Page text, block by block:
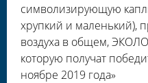
символизирующую
хрупкий и маленький),
воздуха в общем,
которую получат
ноябре 2019 года»